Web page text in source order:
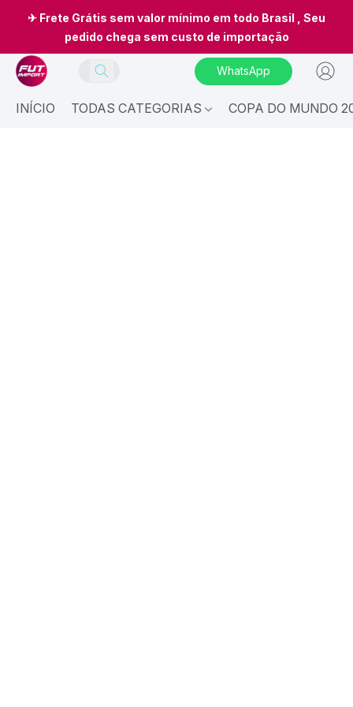
✈ Frete Grátis sem valor mínimo em todo Brasil , Seu
pedido chega sem custo de importação
WhatsApp
INÍCIO TODAS CATEGORIAS COPA DO MUNDO